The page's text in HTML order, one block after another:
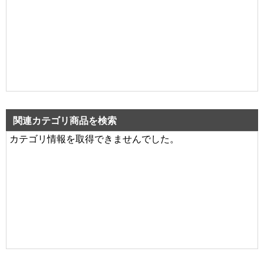
関連カテゴリ商品を検索
カテゴリ情報を取得できませんでした。